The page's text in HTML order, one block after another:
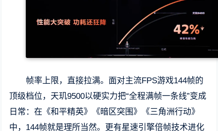
帧率上限，直接拉满。面对主流FPS游戏144帧的
顶级档位，天玑9500以硬实力把“全程满帧一条线”变成
日常：在《和平精英》《暗区突围》《三角洲行动》
中，144帧就是理所当然。更有星速引擎倍帧技术进化